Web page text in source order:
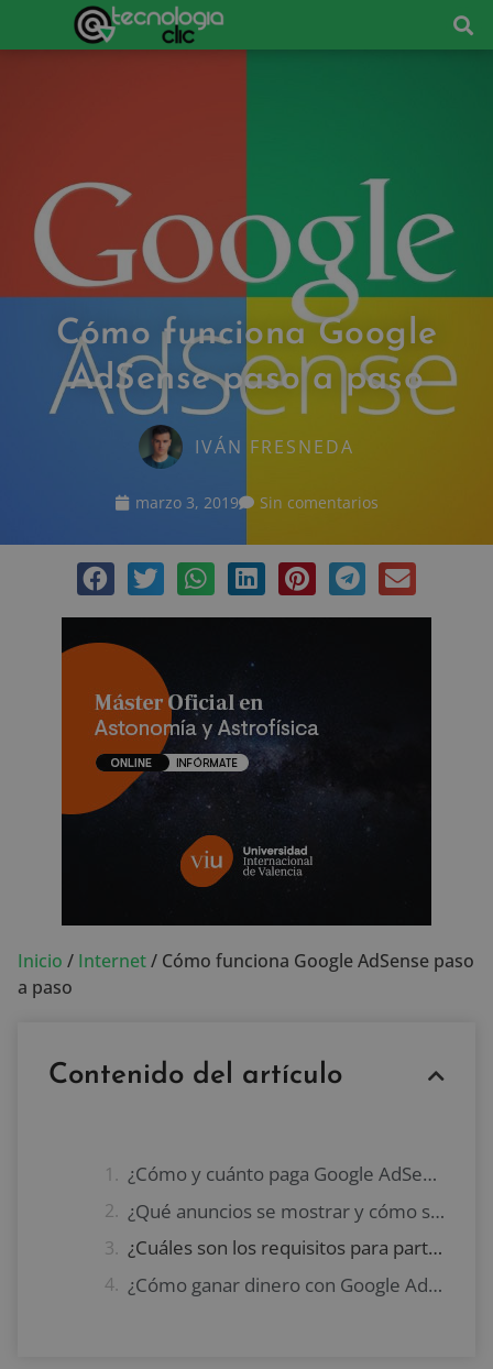
Cómo funciona Google
AdSense paso a paso
IVÁN FRESNEDA
marzo 3, 2019 Sin comentarios
Inicio / Internet/ Cómo funciona Google AdSense paso
a paso
Contenido del artículo
¿Cómo y cuánto paga Google AdSense?
¿Qué anuncios se mostrar y cómo se seleccionan?
¿Cuáles son los requisitos para participar en Google AdSense?
¿Cómo ganar dinero con Google AdSense?